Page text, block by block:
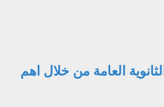
العامة من خلال اهم